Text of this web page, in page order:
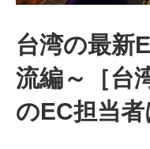
trans-
台湾の最新
流編～［台
のEC担当者